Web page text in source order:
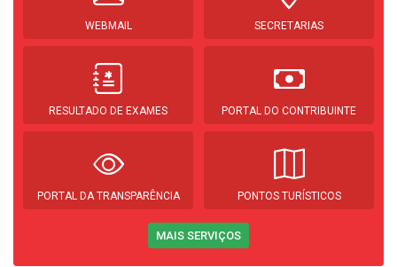
WEBMAIL SECRETARIAS
RESULTADO DE EXAMES PORTAL DO CONTRIBUINTE
PORTAL DA TRANSPARÊNCIA PONTOS TURÍSTICOS
MAIS SERVIÇOS